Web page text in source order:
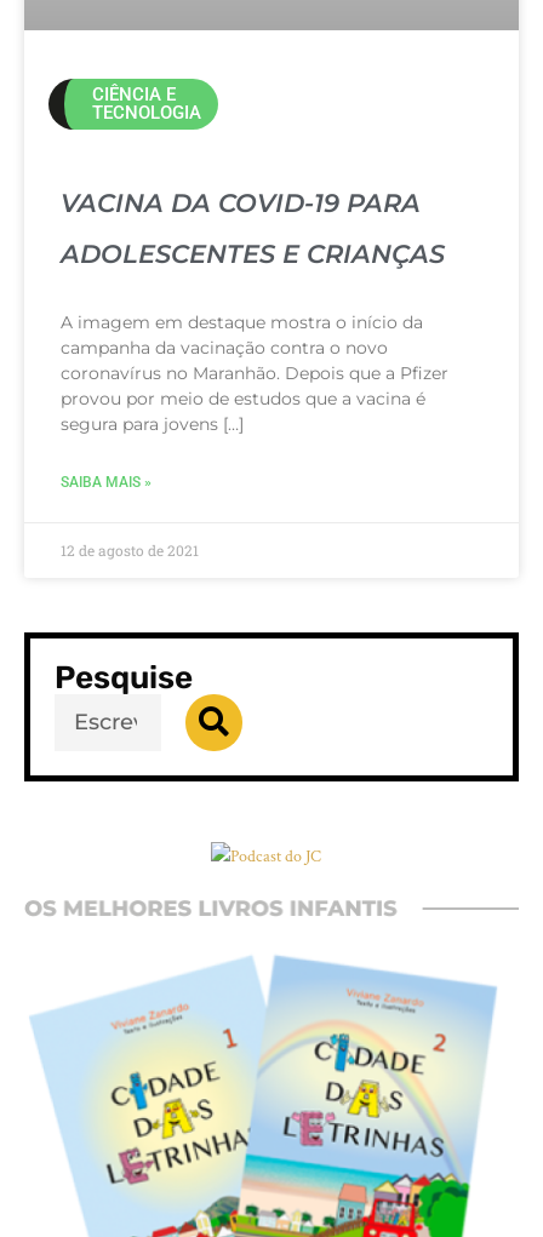
CIÊNCIA E
TECNOLOGIA
VACINA DA COVID-19 PARA
ADOLESCENTES E CRIANÇAS
A imagem em destaque mostra o início da
campanha da vacinação contra o novo
coronavírus no Maranhão. Depois que a Pfizer
provou por meio de estudos que a vacina é
segura para jovens […]
SAIBA MAIS »
12 de agosto de 2021
Pesquise